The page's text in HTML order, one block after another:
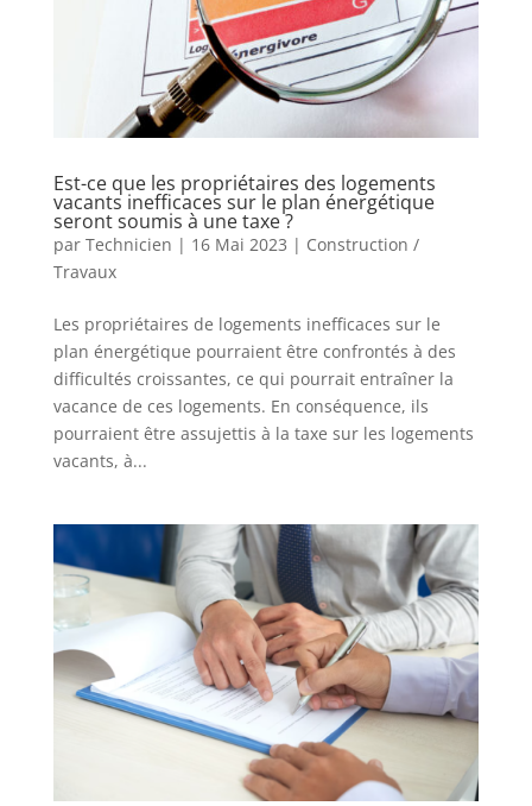
Est-ce que les propriétaires des logements
vacants inefficaces sur le plan énergétique
seront soumis à une taxe ?
par Technicien | 16 Mai 2023 | Construction /
Travaux
Les propriétaires de logements inefficaces sur le
plan énergétique pourraient être confrontés à des
difficultés croissantes, ce qui pourrait entraîner la
vacance de ces logements. En conséquence, ils
pourraient être assujettis à la taxe sur les logements
vacants, à...